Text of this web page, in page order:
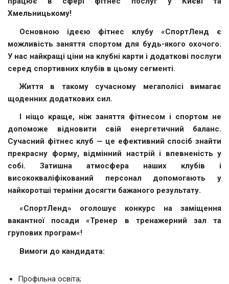
Хмельницькому!
Основною ідеєю фітнес клубу «СпортЛенд є
можливість заняття спортом для будь-якого охочого.
У нас найкращі ціни на клубні карти і додаткові послуги
серед спортивних клубів в цьому сегменті.
Життя в такому сучасному мегаполісі вимагає
щоденних додаткових сил.
І ніщо краще, ніж заняття фітнесом і спортом не
допоможе відновити свій енергетичний баланс.
Сучасний фітнес клуб — це ефективний спосіб знайти
прекрасну форму, відмінний настрій і впевненість у
собі. Затишна атмосфера наших клубів і
висококваліфікований персонал допомогають у
найкоротші терміни досягти бажаного результату.
«СпортЛенд» оголошує конкурс на заміщення
вакантної посади «Тренер в тренажерний зал та
групових програм«!
Вимоги до кандидата:
Профільна освіта;